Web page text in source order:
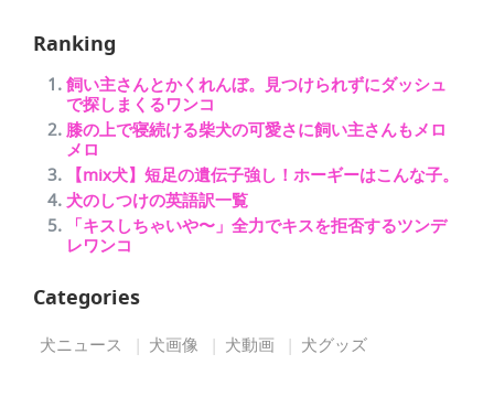
Ranking
飼い主さんとかくれんぼ。見つけられずにダッシュ
で探しまくるワンコ
膝の上で寝続ける柴犬の可愛さに飼い主さんもメロ
メロ
【mix犬】短足の遺伝子強し！ホーギーはこんな子。
犬のしつけの英語訳一覧
「キスしちゃいや〜」全力でキスを拒否するツンデ
レワンコ
Categories
犬ニュース 犬画像 犬動画 犬グッズ